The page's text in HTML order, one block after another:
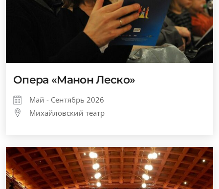
Опера «Манон Леско»
Май - Сентябрь 2026
Михайловский театр